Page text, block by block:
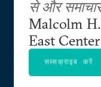
से और
Malcolm
East Center
सब्सक्राइब करें